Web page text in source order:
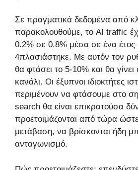
Σε πραγματικά δεδομένα από
παρακολουθούμε, το AI traffic
0.2% σε 0.8% μέσα σε ένα
4πλασιάστηκε. Με αυτόν τον
θα φτάσει το 5-10% και θα γίνει
κανάλι. Οι έξυπνοι ιδιοκτήτες
περιμένουν να φτάσουμε στο
search θα είναι επικρατούσα
προετοιμάζονται από τώρα
μετάβαση, να βρίσκονται ήδη
ανταγωνισμό.